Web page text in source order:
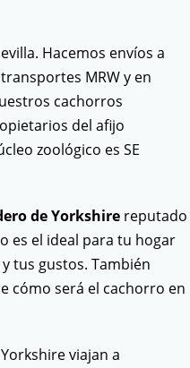
Hacemos envíos a
MRW y en
cachorros
del afijo
zoológico es SE
de Yorkshire reputado
es el ideal para tu hogar
tus gustos. También
cómo será el cachorro en
viajan a